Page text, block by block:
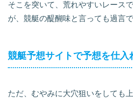
そこを突いて、荒れやすいレースで
が、競艇の醍醐味と言っても過言
競艇予想サイトで予想を仕入
ただ、むやみに大穴狙いをしても